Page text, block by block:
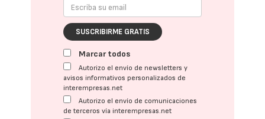
SUSCRIBIRME GRATIS
Marcar todos
Autorizo el envío de newsletters y
avisos informativos personalizados de
interempresas.net
Autorizo el envío de comunicaciones
de terceros vía interempresas.net